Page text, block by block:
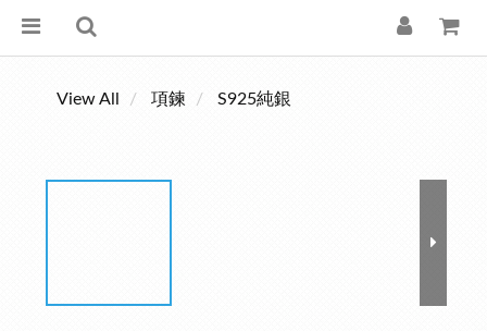
View All 項鍊 S925純銀